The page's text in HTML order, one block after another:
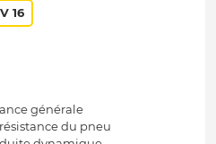
16
générale
du pneu